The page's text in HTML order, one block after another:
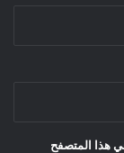
هذا المتصفح